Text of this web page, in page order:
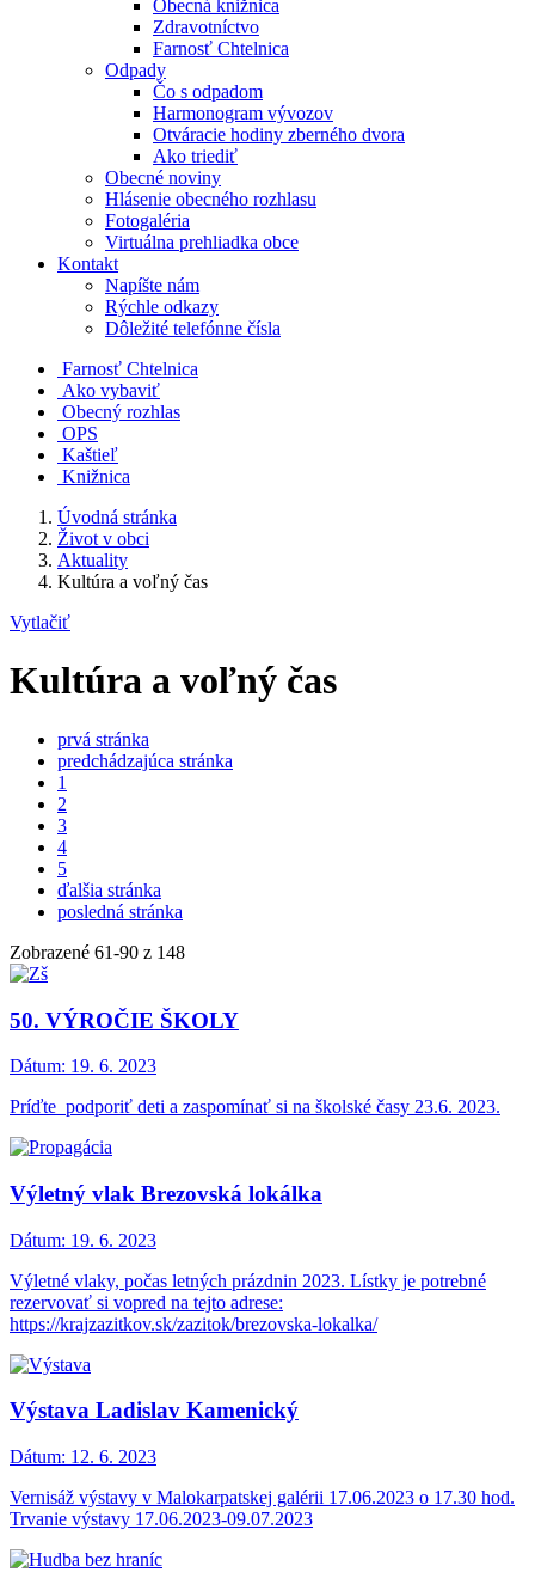
Obecná knižnica
Zdravotníctvo
Farnosť Chtelnica
Odpady
Čo s odpadom
Harmonogram vývozov
Otváracie hodiny zberného dvora
Ako triediť
Obecné noviny
Hlásenie obecného rozhlasu
Fotogaléria
Virtuálna prehliadka obce
Kontakt
Napíšte nám
Rýchle odkazy
Dôležité telefónne čísla
Farnosť Chtelnica
Ako vybaviť
Obecný rozhlas
OPS
Kaštieľ
Knižnica
Úvodná stránka
Život v obci
Aktuality
Kultúra a voľný čas
Vytlačiť
Kultúra a voľný čas
prvá stránka
predchádzajúca stránka
1
2
3
4
5
ďalšia stránka
posledná stránka
Zobrazené 61-90 z 148
50. VÝROČIE ŠKOLY
Dátum: 19. 6. 2023
Príďte podporiť deti a zaspomínať si na školské časy 23.6. 2023.
Výletný vlak Brezovská lokálka
Dátum: 19. 6. 2023
Výletné vlaky, počas letných prázdnin 2023. Lístky je potrebné
rezervovať si vopred na tejto adrese:
https://krajzazitkov.sk/zazitok/brezovska-lokalka/
Výstava Ladislav Kamenický
Dátum: 12. 6. 2023
Vernisáž výstavy v Malokarpatskej galérii 17.06.2023 o 17.30 hod.
Trvanie výstavy 17.06.2023-09.07.2023